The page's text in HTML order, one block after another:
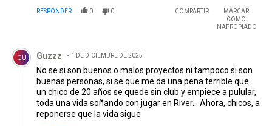
RESPONDER 0 0 COMPARTIR
MARCAR
COMO
INAPROPIADO
Comentario de Guzzz.
GU Guzzz 1 DE DICIEMBRE DE 2025
No se si son buenos o malos proyectos ni tampoco si son
buenas personas, si se que me da una pena terrible que
un chico de 20 años se quede sin club y empiece a pulular,
toda una vida soñando con jugar en River... Ahora, chicos, a
reponerse que la vida sigue